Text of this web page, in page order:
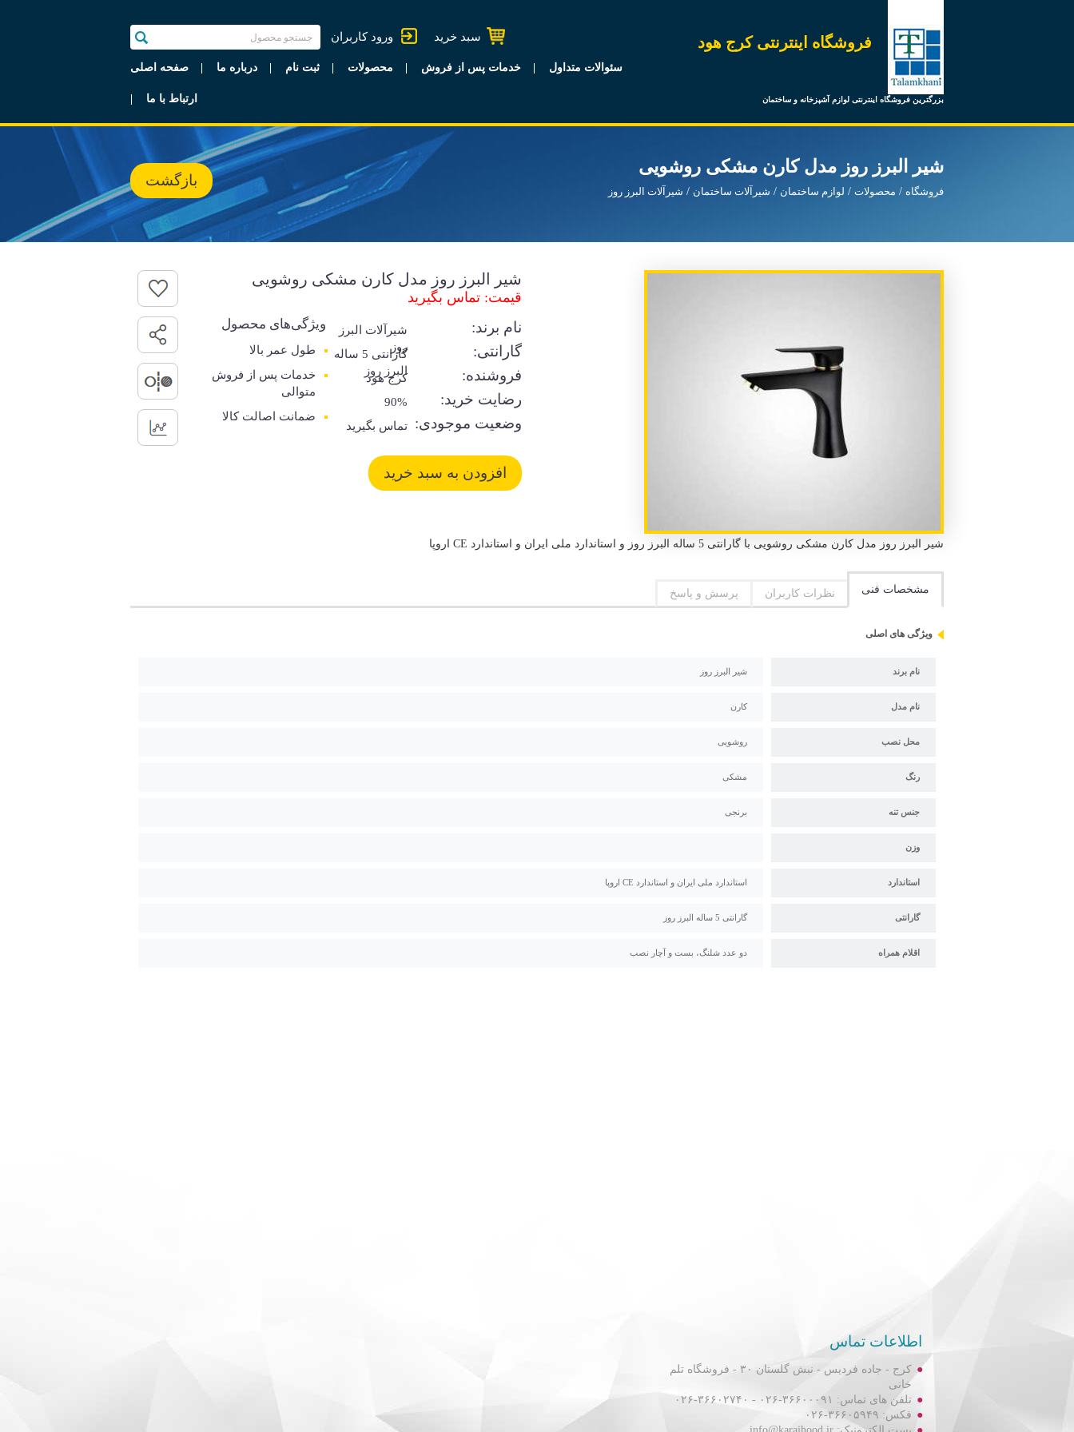
فروشگاه اینترنتی کرج هود
بزرگترین فروشگاه اینترنتی لوازم آشپزخانه و ساختمان
ورود کاربران سبد خرید
صفحه اصلی درباره ما ثبت نام محصولات خدمات پس از فروش سئوالات متداول
ارتباط با ما
شیر البرز روز مدل کارن مشکی روشویی
فروشگاه محصولات لوازم ساختمان شیرآلات ساختمان شیرآلات البرز روز
بازگشت
شیر البرز روز مدل کارن مشکی روشویی
قیمت: تماس بگیرید
نام برند:
شیرآلات البرز
روز
گارانتی:
گارانتی 5 ساله
البرز روز
فروشنده: کرج هود
رضایت خرید: 90%
وضعیت موجودی: تماس بگیرید
ویژگی‌های محصول
طول عمر بالا
خدمات پس از فروش
متوالی
ضمانت اصالت کالا
شیر البرز روز مدل کارن مشکی روشویی با گارانتی 5 ساله البرز روز و استاندارد ملی ایران و استاندارد CE اروپا
مشخصات فنی نظرات کاربران پرسش و پاسخ
ویژگی های اصلی
نام برند شیر البرز روز
نام مدل کارن
محل نصب روشویی
رنگ مشکی
جنس تنه برنجی
وزن
استاندارد استاندارد ملی ایران و استاندارد CE اروپا
گارانتی گارانتی 5 ساله البرز روز
اقلام همراه دو عدد شلنگ، بست و آچار نصب
اطلاعات تماس
کرج - جاده فردیس - نبش گلستان ۳۰ - فروشگاه تلم
خانی
تلفن های تماس: ۳۶۶۰۰۰۹۱-۰۲۶ - ۳۶۶۰۲۷۴۰-۰۲۶
فکس: ۳۶۶۰۵۹۴۹-۰۲۶